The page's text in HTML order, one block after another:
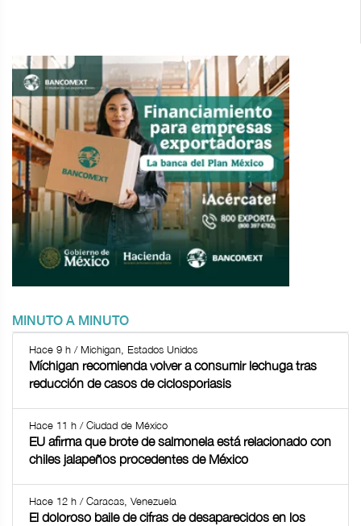
MINUTO A MINUTO
Hace 9 h / Michigan, Estados Unidos
Míchigan recomienda volver a consumir lechuga tras
reducción de casos de ciclosporiasis
Hace 11 h / Ciudad de México
EU afirma que brote de salmonela está relacionado con
chiles jalapeños procedentes de México
Hace 12 h / Caracas, Venezuela
El doloroso baile de cifras de desaparecidos en los